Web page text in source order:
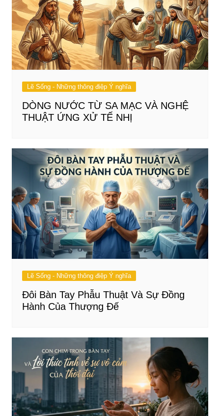
Lẽ Sống - Những thông điệp Ý nghĩa
DÒNG NƯỚC TỪ SA MẠC VÀ NGHỆ
THUẬT ỨNG XỬ TẾ NHỊ
Lẽ Sống - Những thông điệp Ý nghĩa
Đôi Bàn Tay Phẫu Thuật Và Sự Đồng
Hành Của Thượng Đế